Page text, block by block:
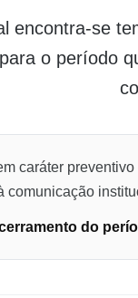
encontra-se
o período
caráter
comunicação
do